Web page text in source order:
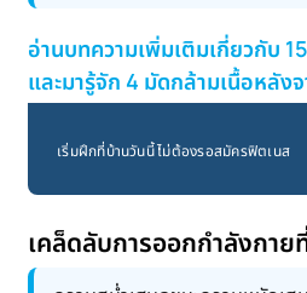
อ่านบทความเพิ่มเติมเกี่ยวกับ
และมารู้จัก 4 มัดกล้ามเนื้อหลัง
เริ่มฝึกที่บ้านวันนี้ ไม่ต้องรอสมัครฟิตเนส
เคล็ดลับการออกกำลังกาย